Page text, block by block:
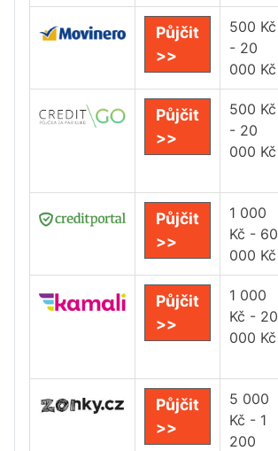
Půjčit
>>
500 Kč
- 20
000 Kč
Půjčit
>>
500 Kč
- 20
000 Kč
Půjčit
>>
1 000
Kč - 60
000 Kč
Půjčit
>>
1 000
Kč - 20
000 Kč
Půjčit
>>
5 000
Kč - 1
200